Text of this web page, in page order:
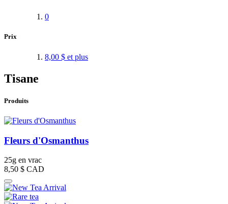
0
Prix
8,00 $ et plus
Tisane
Produits
Fleurs d'Osmanthus
25g en vrac
8,50 $ CAD